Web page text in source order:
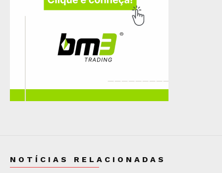
NOTÍCIAS RELACIONADAS